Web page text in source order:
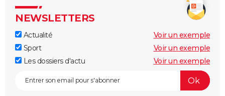
NEWSLETTERS
Actualité
Voir un exemple
Sport
Voir un exemple
Les dossiers d'actu
Voir un exemple